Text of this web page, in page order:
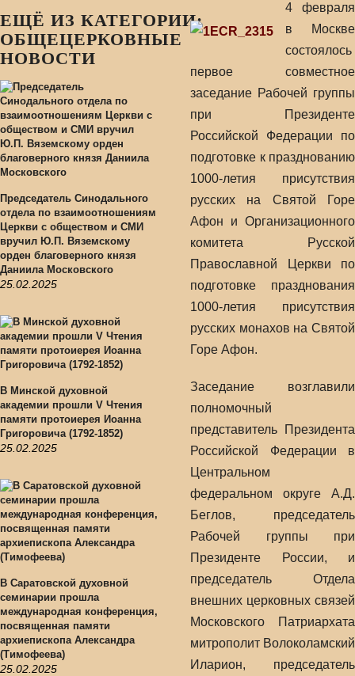
ЕЩЁ ИЗ КАТЕГОРИИ:
ОБЩЕЦЕРКОВНЫЕ
НОВОСТИ
Председатель Синодального
отдела по взаимоотношениям
Церкви с обществом и СМИ
вручил Ю.П. Вяземскому
орден благоверного князя
Даниила Московского
25.02.2025
В Минской духовной
академии прошли V Чтения
памяти протоиерея Иоанна
Григоровича (1792-1852)
25.02.2025
В Саратовской духовной
семинарии прошла
международная конференция,
посвященная памяти
архиепископа Александра
(Тимофеева)
25.02.2025
4 февраля
в Москве
состоялось
первое совместное
заседание Рабочей группы
при Президенте
Российской Федерации по
подготовке к празднованию
1000-летия присутствия
русских на Святой Горе
Афон и Организационного
комитета Русской
Православной Церкви по
подготовке празднования
1000-летия присутствия
русских монахов на Святой
Горе Афон.
Заседание возглавили
полномочный
представитель Президента
Российской Федерации в
Центральном
федеральном округе А.Д.
Беглов, председатель
Рабочей группы при
Президенте России, и
председатель Отдела
внешних церковных связей
Московского Патриархата
митрополит Волоколамский
Иларион, председатель